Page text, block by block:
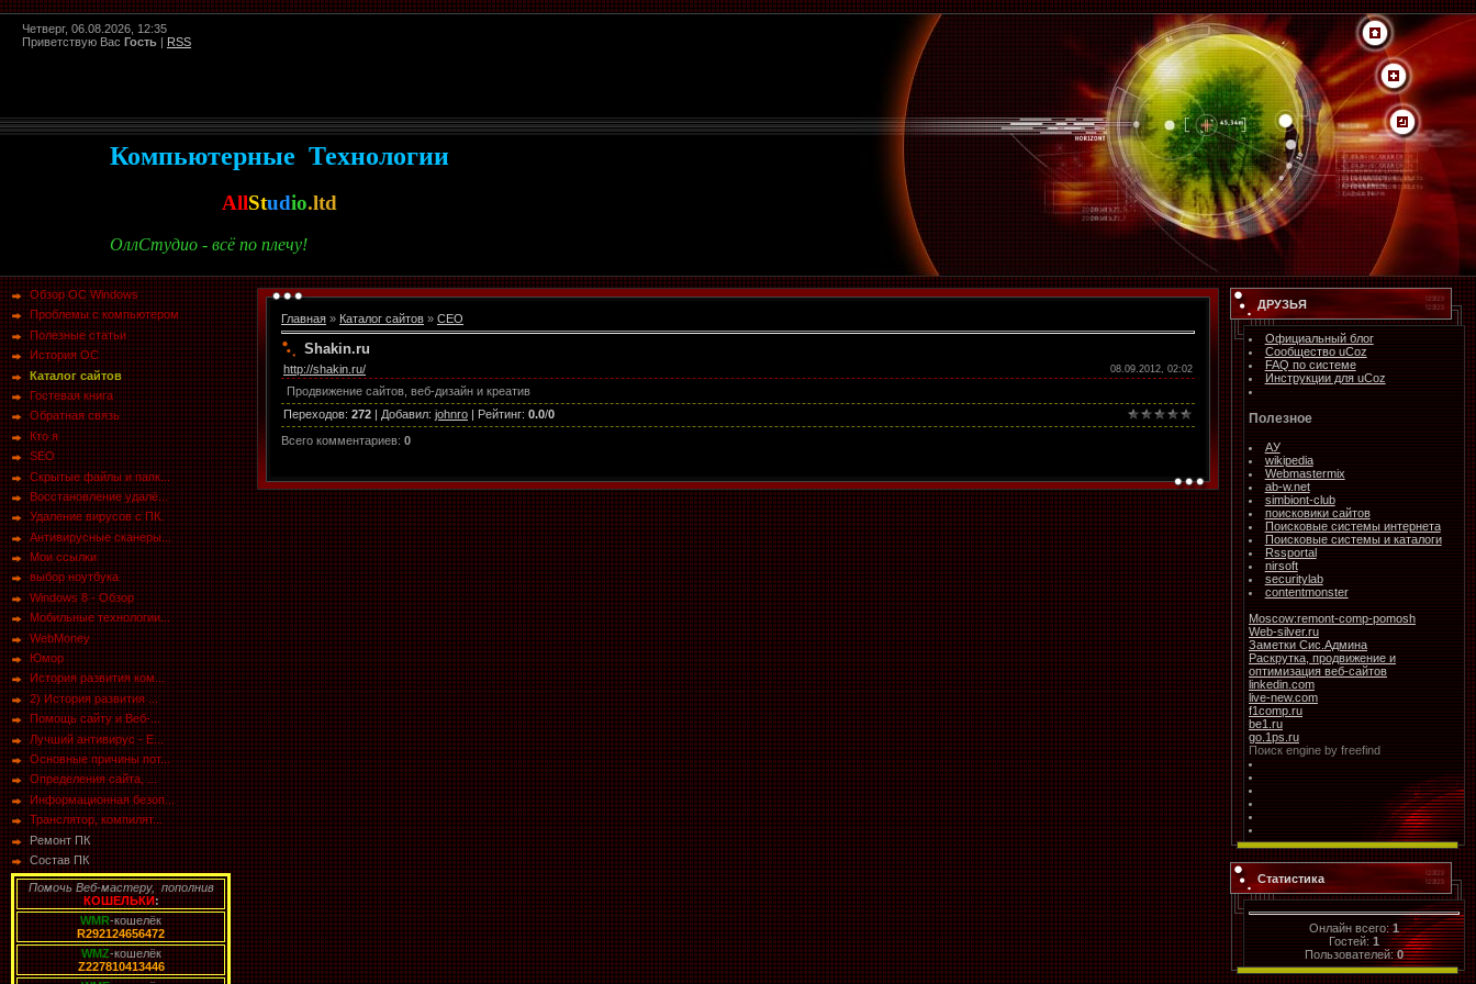
Четверг, 06.08.2026, 12:35
Приветствую Вас Гость | RSS
Компьютерные Технологии
AllStudio.ltd
ОллСтудио - всё по плечу!
Обзор ОС Windows
Проблемы с компьютером
Полезные статьи
История ОС
Каталог сайтов
Гостевая книга
Обратная связь
Кто я
SEO
Скрытые файлы и папк...
Восстановление удалё...
Удаление вирусов с ПК.
Антивирусные сканеры...
Мои ссылки
выбор ноутбука
Windows 8 - Обзор
Мобильные технологии...
WebMoney
Юмор
История развития ком...
2) История развития ...
Помощь сайту и Веб-...
Лучший антивирус - E...
Основные причины пот...
Определения сайта, ...
Информационная безоп...
Транслятор, компилят...
Ремонт ПК
Состав ПК
Помочь Веб-мастеру, пополнив
КОШЕЛЬКИ:
WMR-кошелёк
R292124656472
WMZ-кошелёк
Z227810413446
Главная » Каталог сайтов » СЕО
Shakin.ru
http://shakin.ru/ 08.09.2012, 02:02
Продвижение сайтов, веб-дизайн и креатив
Переходов: 272 | Добавил: johnro | Рейтинг: 0.0/0
Всего комментариев: 0
ДРУЗЬЯ
Официальный блог
Сообщество uCoz
FAQ по системе
Инструкции для uCoz
Полезное
АУ
wikipedia
Webmastermix
ab-w.net
simbiont-club
поисковики сайтов
Поисковые системы интернета
Поисковые системы и каталоги
Rssportal
nirsoft
securitylab
contentmonster
Moscow:remont-comp-pomosh
Web-silver.ru
Заметки Сис.Админа
Раскрутка, продвижение и
оптимизация веб-сайтов
linkedin.com
live-new.com
f1comp.ru
be1.ru
go.1ps.ru
Поиск engine by freefind
Статистика
Онлайн всего:1
Гостей:1
Пользователей:0